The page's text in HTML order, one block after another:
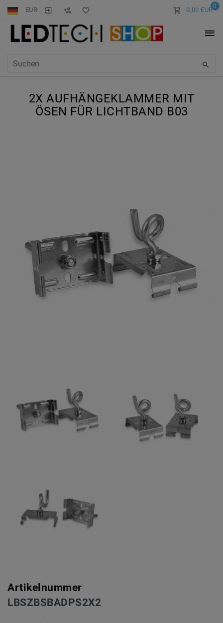
EUR 0
0,00 EUR
2X AUFHÄNGEKLAMMER MIT
ÖSEN FÜR LICHTBAND B03
Artikelnummer
LBSZBSBADPS2X2